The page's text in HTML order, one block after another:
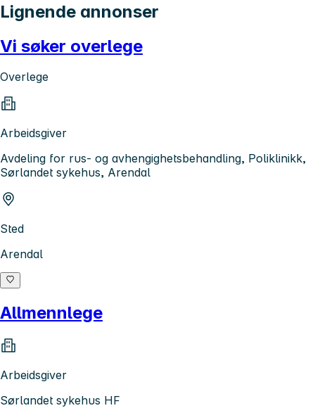
Lignende annonser
Vi søker overlege
Overlege
Arbeidsgiver
Avdeling for rus- og avhengighetsbehandling, Poliklinikk,
Sørlandet sykehus, Arendal
Sted
Arendal
Allmennlege
Arbeidsgiver
Sørlandet sykehus HF